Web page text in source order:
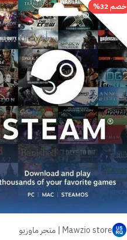
خصم 32%
Mawzio store | متجر ماوزيو